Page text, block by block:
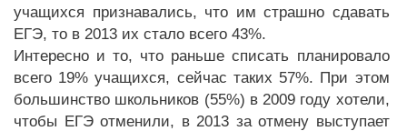
учащихся признавались, что им страшно сдавать
ЕГЭ, то в 2013 их стало всего 43%.
Интересно и то, что раньше списать планировало
всего 19% учащихся, сейчас таких 57%. При этом
большинство школьников (55%) в 2009 году хотели,
чтобы ЕГЭ отменили, в 2013 за отмену выступает